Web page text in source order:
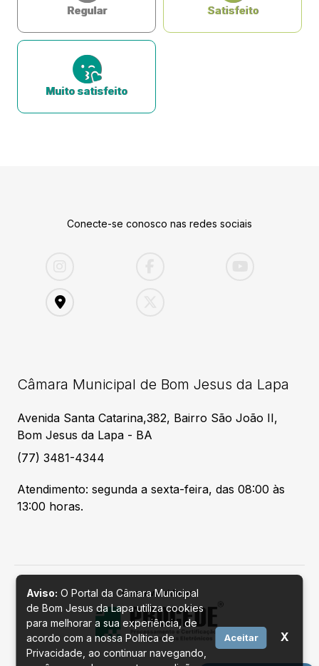
Regular Satisfeito
Muito satisfeito
Conecte-se conosco nas redes sociais
Câmara Municipal de Bom Jesus da Lapa
Avenida Santa Catarina,382, Bairro São João II,
Bom Jesus da Lapa - BA
(77) 3481-4344
Atendimento: segunda a sexta-feira, das 08:00 às
13:00 horas.
Desenvolvido por
Aviso: O Portal da Câmara Municipal
de Bom Jesus da Lapa utiliza cookies
para melhorar a sua experiência, de
acordo com a nossa Política de
Privacidade, ao continuar navegando,
Aceitar X